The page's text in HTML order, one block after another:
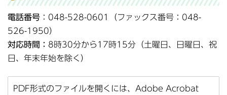
電話番号 ：048-528-0601（ファックス番号：048-
526-1950）
対応時間： 8時30分から17時15分（土曜日、日曜日、祝
日、年末年始を除く）
PDF形式のファイルを開くには、Adobe Acrobat